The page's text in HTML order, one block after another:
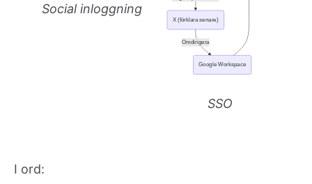
Social inloggning
SSO
I ord: